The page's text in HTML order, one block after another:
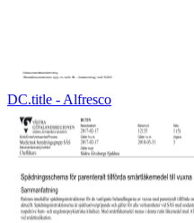
DC.title - Alfresco